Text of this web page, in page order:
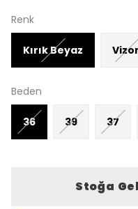
Renk
Kırık Beyaz
Beden
36 39 37
Stoğa